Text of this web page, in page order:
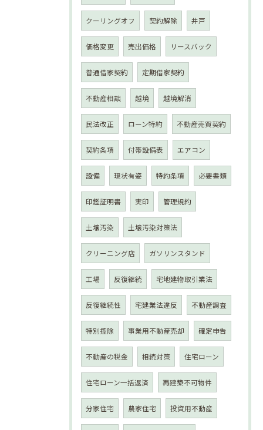
クーリングオフ 契約解除 井戸
価格変更 売出価格 リースバック
普通借家契約 定期借家契約
不動産相談 越境 越境解消
民法改正 ローン特約 不動産売買契約
契約条項 付帯設備表 エアコン
設備 現状有姿 特約条項 必要書類
印鑑証明書 実印 管理規約
土壌汚染 土壌汚染対策法
クリーニング店 ガソリンスタンド
工場 反復継続 宅地建物取引業法
反復継続性 宅建業法違反 不動産調査
特別控除 事業用不動産売却 確定申告
不動産の税金 相続対策 住宅ローン
住宅ローン一括返済 再建築不可物件
分家住宅 農家住宅 投資用不動産